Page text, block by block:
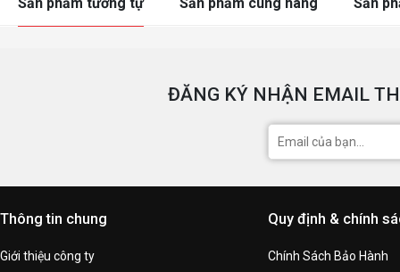
ĐĂNG KÝ NHẬN EMAIL
Thông tin chung
Giới thiệu công ty
Quy định & chính
Chính Sách Bảo Hành